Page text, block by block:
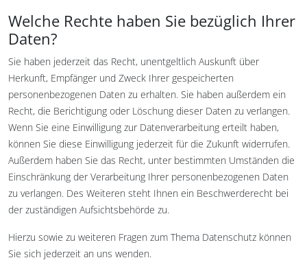
Welche Rechte haben Sie bezüglich Ihrer
Daten?
Sie haben jederzeit das Recht, unentgeltlich Auskunft über
Herkunft, Empfänger und Zweck Ihrer gespeicherten
personenbezogenen Daten zu erhalten. Sie haben außerdem ein
Recht, die Berichtigung oder Löschung dieser Daten zu verlangen.
Wenn Sie eine Einwilligung zur Datenverarbeitung erteilt haben,
können Sie diese Einwilligung jederzeit für die Zukunft widerrufen.
Außerdem haben Sie das Recht, unter bestimmten Umständen die
Einschränkung der Verarbeitung Ihrer personenbezogenen Daten
zu verlangen. Des Weiteren steht Ihnen ein Beschwerderecht bei
der zuständigen Aufsichtsbehörde zu.
Hierzu sowie zu weiteren Fragen zum Thema Datenschutz können
Sie sich jederzeit an uns wenden.